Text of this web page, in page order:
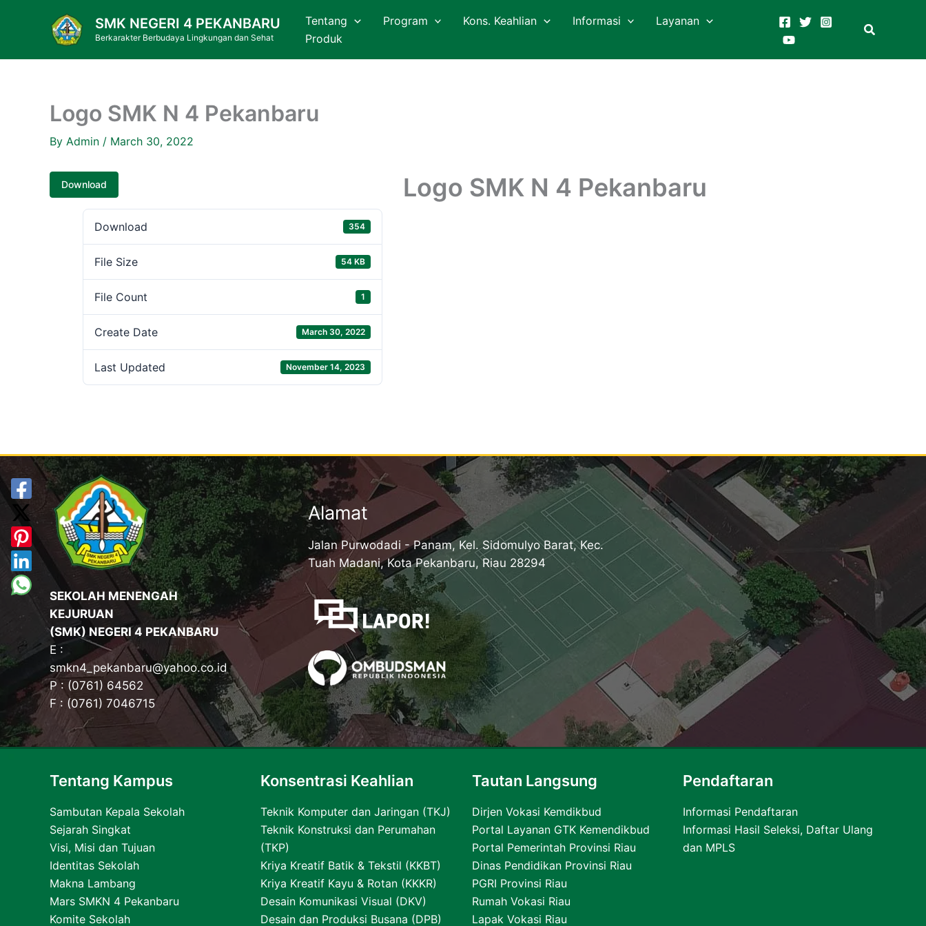
SMK NEGERI 4 PEKANBARU
Berkarakter Berbudaya Lingkungan dan Sehat
Tentang Program Kons. Keahlian Informasi
Layanan
Produk
Logo SMK N 4 Pekanbaru
By Admin / March 30, 2022
Download
Download 354
File Size 54 KB
File Count 1
Create Date March 30, 2022
Last Updated November 14, 2023
Logo SMK N 4 Pekanbaru
SEKOLAH MENENGAH
KEJURUAN
(SMK) NEGERI 4 PEKANBARU
E :
smkn4_pekanbaru@yahoo.co.id
P : (0761) 64562
F : (0761) 7046715
Alamat
Jalan Purwodadi - Panam, Kel. Sidomulyo Barat, Kec.
Tuah Madani, Kota Pekanbaru, Riau 28294
Tentang Kampus
Sambutan Kepala Sekolah
Sejarah Singkat
Visi, Misi dan Tujuan
Identitas Sekolah
Makna Lambang
Mars SMKN 4 Pekanbaru
Komite Sekolah
Konsentrasi Keahlian
Teknik Komputer dan Jaringan (TKJ)
Teknik Konstruksi dan Perumahan
(TKP)
Kriya Kreatif Batik & Tekstil (KKBT)
Kriya Kreatif Kayu & Rotan (KKKR)
Desain Komunikasi Visual (DKV)
Desain dan Produksi Busana (DPB)
Tautan Langsung
Dirjen Vokasi Kemdikbud
Portal Layanan GTK Kemendikbud
Portal Pemerintah Provinsi Riau
Dinas Pendidikan Provinsi Riau
PGRI Provinsi Riau
Rumah Vokasi Riau
Lapak Vokasi Riau
Pendaftaran
Informasi Pendaftaran
Informasi Hasil Seleksi, Daftar Ulang
dan MPLS